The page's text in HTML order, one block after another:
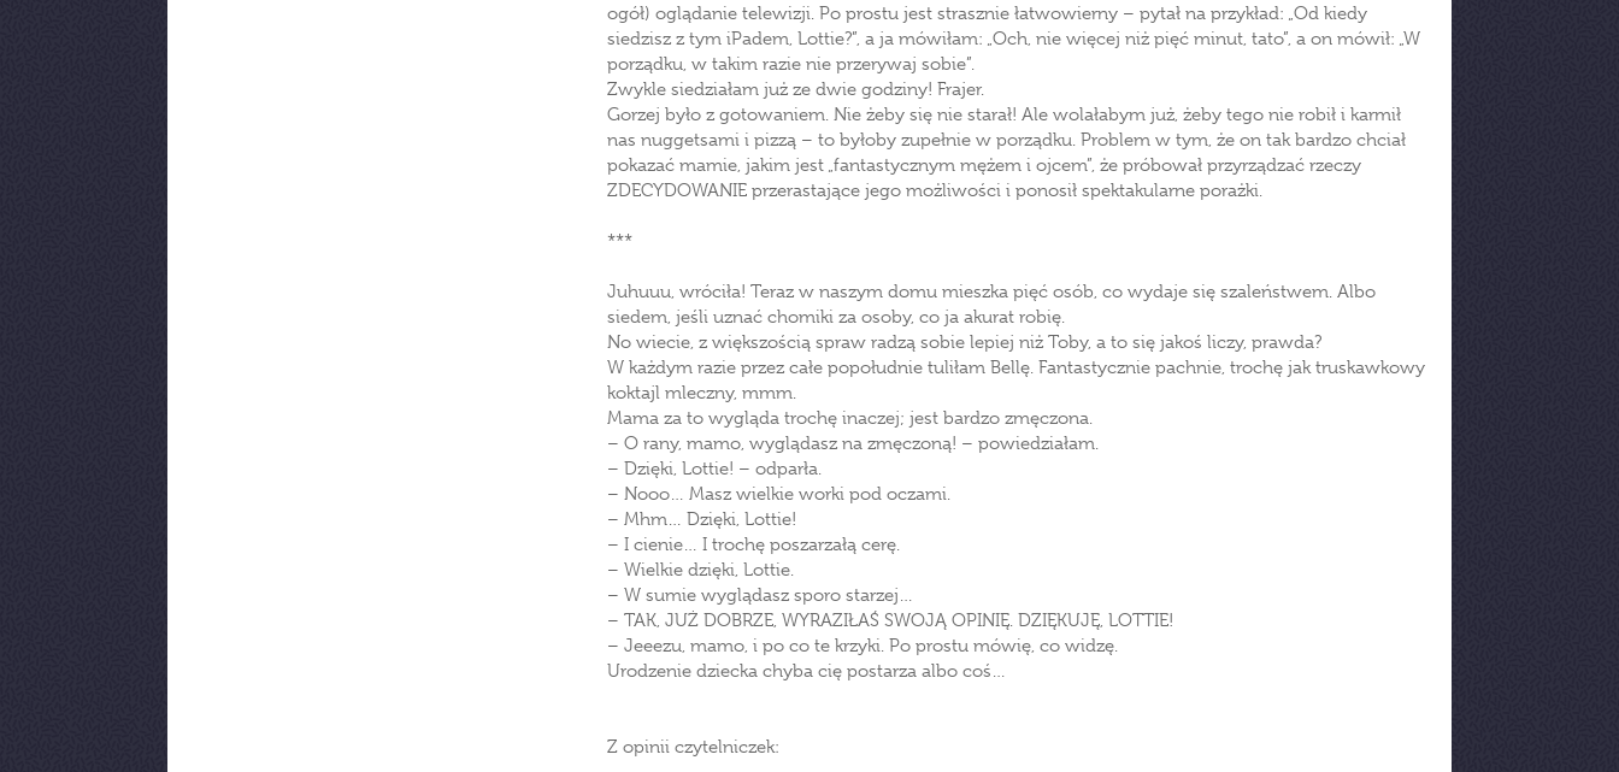
ogół) oglądanie telewizji. Po prostu jest strasznie łatwowierny – pytał na przykład: „Od kiedy
siedzisz z tym iPadem, Lottie?”, a ja mówiłam: „Och, nie więcej niż pięć minut, tato”, a on mówił: „W
porządku, w takim razie nie przerywaj sobie”.
Zwykle siedziałam już ze dwie godziny! Frajer.
Gorzej było z gotowaniem. Nie żeby się nie starał! Ale wolałabym już, żeby tego nie robił i karmił
nas nuggetsami i pizzą – to byłoby zupełnie w porządku. Problem w tym, że on tak bardzo chciał
pokazać mamie, jakim jest „fantastycznym mężem i ojcem”, że próbował przyrządzać rzeczy
ZDECYDOWANIE przerastające jego możliwości i ponosił spektakularne porażki.
***
Juhuuu, wróciła! Teraz w naszym domu mieszka pięć osób, co wydaje się szaleństwem. Albo
siedem, jeśli uznać chomiki za osoby, co ja akurat robię.
No wiecie, z większością spraw radzą sobie lepiej niż Toby, a to się jakoś liczy, prawda?
W każdym razie przez całe popołudnie tuliłam Bellę. Fantastycznie pachnie, trochę jak truskawkowy
koktajl mleczny, mmm.
Mama za to wygląda trochę inaczej; jest bardzo zmęczona.
– O rany, mamo, wyglądasz na zmęczoną! – powiedziałam.
– Dzięki, Lottie! – odparła.
– Nooo… Masz wielkie worki pod oczami.
– Mhm… Dzięki, Lottie!
– I cienie… I trochę poszarzałą cerę.
– Wielkie dzięki, Lottie.
– W sumie wyglądasz sporo starzej…
– TAK, JUŻ DOBRZE, WYRAZIŁAŚ SWOJĄ OPINIĘ. DZIĘKUJĘ, LOTTIE!
– Jeeezu, mamo, i po co te krzyki. Po prostu mówię, co widzę.
Urodzenie dziecka chyba cię postarza albo coś…
Z opinii czytelniczek: